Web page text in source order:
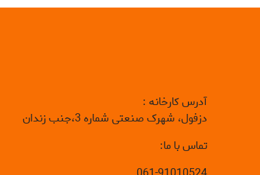
آدرس کارخانه :
دزفول، شهرک صنعتی شماره 3،جنب زندان
تماس با ما: